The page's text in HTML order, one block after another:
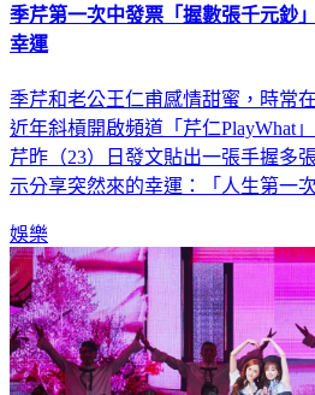
季芹第一次中發票「握數張千元鈔
幸運
季芹和老公王仁甫感情甜蜜，時常
近年斜槓開啟頻道「芹仁PlayWhat
芹昨（23）日發文貼出一張手握多
示分享突然來的幸運：「人生第一
娛樂